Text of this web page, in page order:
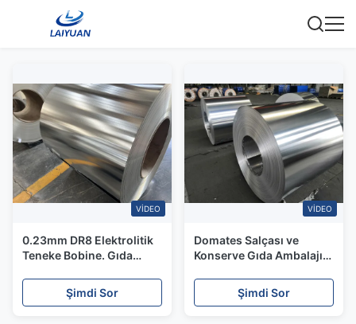
VIDEO
0.23mm DR8 Elektrolitik
Teneke Bobine. Gıda
Şimdi Sor
VIDEO
Domates Salçası ve
Konserve Gıda Ambalajı
Şimdi Sor